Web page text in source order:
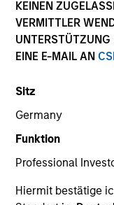
KEINEN
VERMITTLER
UNTERSTÜTZUNG
EINE E-MAIL AN
Sitz
Germany
Funktion
Professional
Hiermit bestätige
19 Years